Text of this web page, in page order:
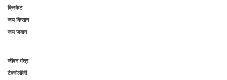
क्रिकेट
जय किसान
जय जवान
जीवन मंत्र
टेक्नोलॉजी